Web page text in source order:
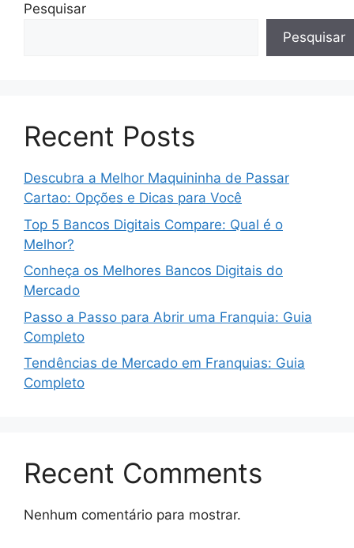
Pesquisar
Pesquisar
Recent Posts
Descubra a Melhor Maquininha de Passar
Cartao: Opções e Dicas para Você
Top 5 Bancos Digitais Compare: Qual é o
Melhor?
Conheça os Melhores Bancos Digitais do
Mercado
Passo a Passo para Abrir uma Franquia: Guia
Completo
Tendências de Mercado em Franquias: Guia
Completo
Recent Comments
Nenhum comentário para mostrar.